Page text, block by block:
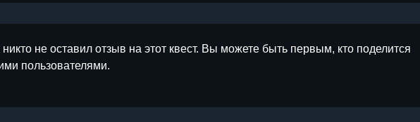
не оставил отзыв на этот квест. Вы можете быть первым, кто поделится
пользователями.